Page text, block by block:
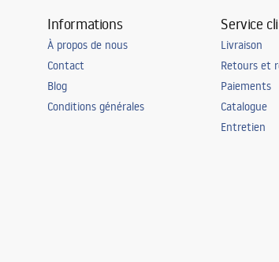
Informations
À propos de nous
Contact
Blog
Conditions générales
Service
Livraison
Retours et
Paiements
Catalogue
Entretien